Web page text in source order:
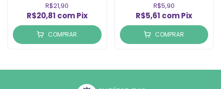
R$21,90
R$20,81 com Pix
COMPRAR
R$5,90
R$5,61 com Pix
COMPRAR